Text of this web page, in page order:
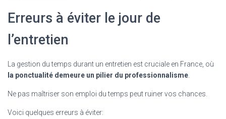
Erreurs à éviter le jour de
l’entretien
La gestion du temps durant un entretien est cruciale en France, où
la ponctualité demeure un pilier du professionnalisme
Ne pas maîtriser son emploi du temps peut ruiner vos chances.
Voici quelques erreurs à éviter: